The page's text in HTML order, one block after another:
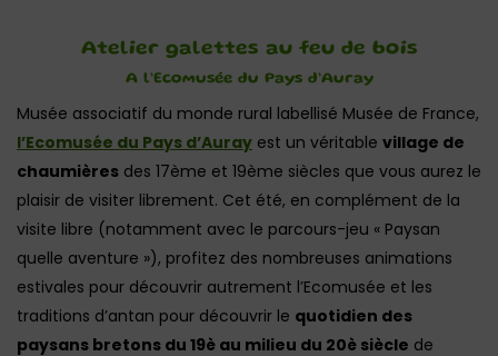
Atelier galettes au feu de bois
A l’Ecomusée du Pays d’Auray
Musée associatif du monde rural labellisé Musée de France,
l’Ecomusée du Pays d’Auray est un véritable village de
chaumières des 17ème et 19ème siècles que vous aurez le
plaisir de visiter librement. Cet été, en complément de la
visite libre (notamment avec le parcours-jeu « Paysan
quelle aventure »), profitez des nombreuses animations
estivales pour découvrir autrement l’Ecomusée et les
traditions d’antan pour découvrir le quotidien des
paysans bretons du 19è au milieu du 20è siècle de